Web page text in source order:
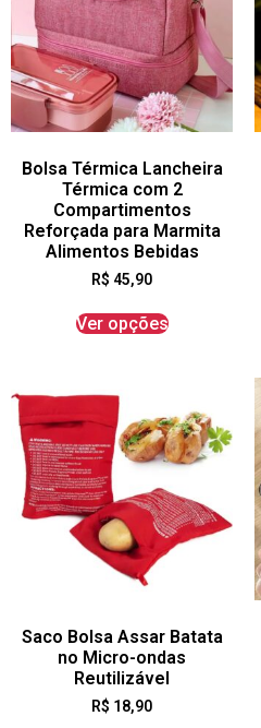
Bolsa Térmica Lancheira
Térmica com 2
Compartimentos
Reforçada para Marmita
Alimentos Bebidas
R$ 45,90
Ver opções
Saco Bolsa Assar Batata
no Micro-ondas
Reutilizável
R$ 18,90